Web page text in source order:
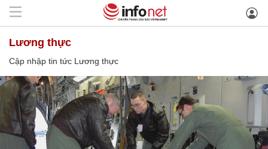
Lương thực
Cập nhập tin tức Lương thực